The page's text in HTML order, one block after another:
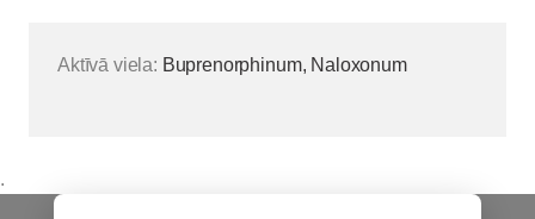
Aktīvā viela: Buprenorphinum, Naloxonum
.